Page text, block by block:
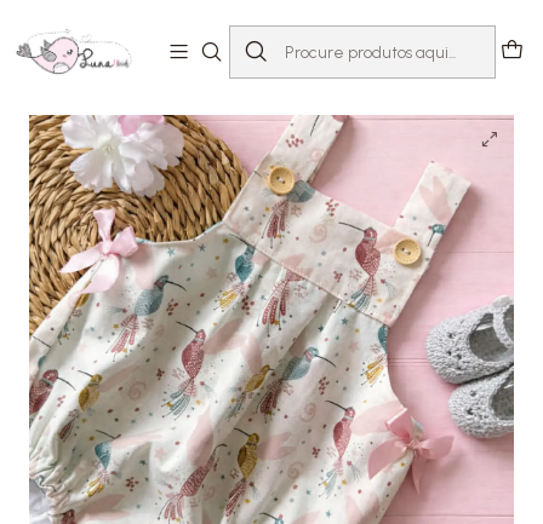
Bebé 0-24 meses
Fofos
Fofo Beija-Flor 🌸| 6-9 meses